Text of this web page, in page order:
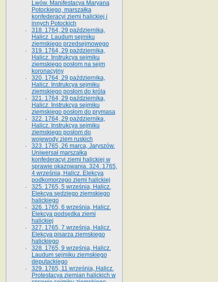
Lwów. Manifestacya Maryana
Potockiego, marszałka
konfederacyi ziemi halickiej i
innych Potockich
318. 1764, 29 października,
Halicz. Laudum sejmiku
ziemskiego przedsejmowego
319. 1764, 29 października,
Halicz. Instrukcya sejmiku
ziemskiego posłom na sejm
koronacyjny
320. 1764, 29 października,
Halicz. Instrukcya sejmiku
ziemskiego posłom do króla
321. 1764, 29 października,
Halicz. Instrukcya sejmiku
ziemskiego posłom do prymasa
322. 1764, 29 października,
Halicz. Instrukcya sejmiku
ziemskiego posłom do
wojewody ziem ruskich
323. 1765, 26 marca, Jaryszów.
Uniwersał marszałka
konfederacyi ziemi halickiej w
sprawie okazowania. 324. 1765,
4 września, Halicz. Elekcya
podkomorzego ziemi halickiej
325. 1765, 5 września, Halicz.
Elekcya sędziego ziemskiego
halickiego
326. 1765, 6 września, Halicz.
Elekcya podsędka ziemi
halickiej
327. 1765, 7 września, Halicz.
Elekcya pisarza ziemskiego
halickiego
328. 1765, 9 września, Halicz.
Laudum sejmiku ziemskiego
deputackiego
329. 1765, 11 września, Halicz.
Protestacya ziemian halickich w